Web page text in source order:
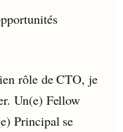
rôle de CTO, je
Un(e) Fellow
Principal se